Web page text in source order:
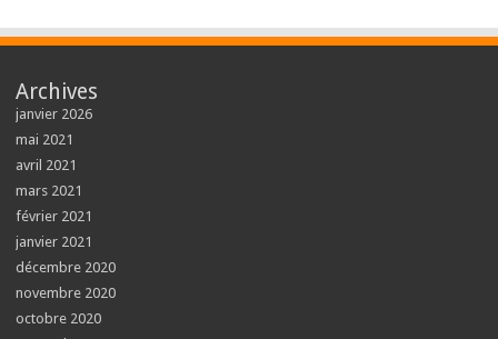
Archives
janvier 2026
mai 2021
avril 2021
mars 2021
février 2021
janvier 2021
décembre 2020
novembre 2020
octobre 2020